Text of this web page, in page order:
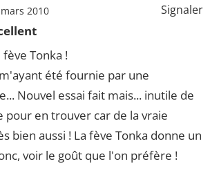
Signaler
2010
Tonka !
été fournie par une
Nouvel essai fait mais... inutile de
pour en trouver car de la vraie
bien aussi ! La fève Tonka donne un
voir le goût que l'on préfère !